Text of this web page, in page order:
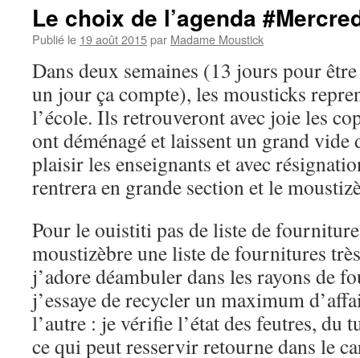
Le choix de l’agenda
Publié le 19 août 2015par Madame Moustick
Dans deux semaines (13 jours pour
un jour ça compte), les mousticks
l’école. Ils retrouveront avec joie les
ont déménagé et laissent un grand vide
plaisir les enseignants et avec
rentrera en grande section et le
Pour le ouistiti pas de liste de
moustizèbre une liste de fournitures
j’adore déambuler dans les rayons de
j’essaye de recycler un maximum
l’autre : je vérifie l’état des feutres, du
ce qui peut resservir retourne dans le